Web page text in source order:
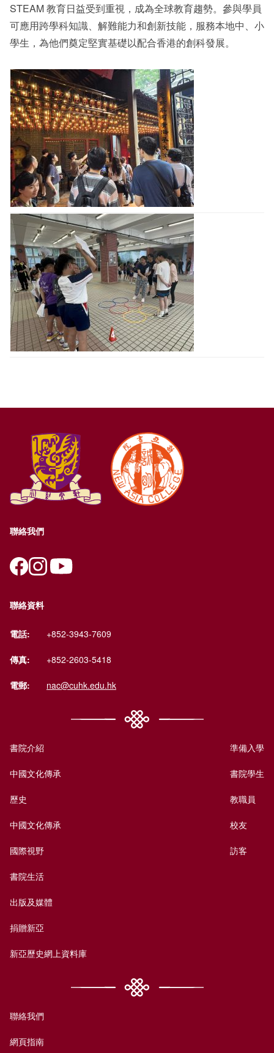
STEAM 教育日益受到重視，成為全球教育趨勢。參與學員
可應用跨學科知識、解難能力和創新技能，服務本地中、小
學生，為他們奠定堅實基礎以配合香港的創科發展。
聯絡我們
聯絡資料
電話: +852-3943-7609
傳真: +852-2603-5418
電郵: nac@cuhk.edu.hk
書院介紹
中國文化傳承
歷史
中國文化傳承
國際視野
書院生活
出版及媒體
捐贈新亞
新亞歷史網上資料庫
準備入學
書院學生
教職員
校友
訪客
聯絡我們
網頁指南